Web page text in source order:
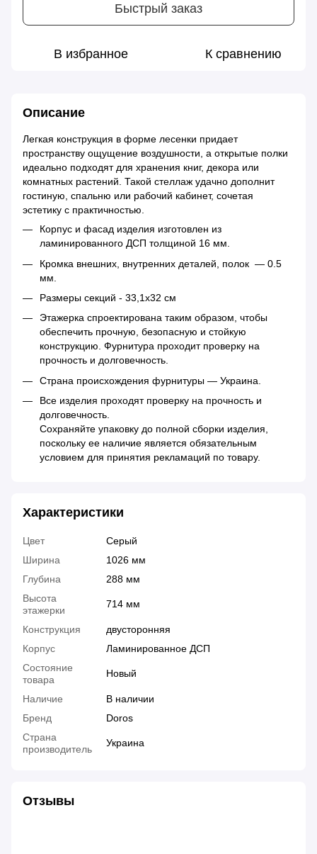
Быстрый заказ
В избранное К сравнению
Описание
Легкая конструкция в форме лесенки придает
пространству ощущение воздушности, а открытые полки
идеально подходят для хранения книг, декора или
комнатных растений. Такой стеллаж удачно дополнит
гостиную, спальню или рабочий кабинет, сочетая
эстетику с практичностью.
Корпус и фасад изделия изготовлен из
ламинированного ДСП толщиной 16 мм.
Кромка внешних, внутренних деталей, полок — 0.5
мм.
Размеры секций - 33,1х32 см
Этажерка спроектирована таким образом, чтобы
обеспечить прочную, безопасную и стойкую
конструкцию. Фурнитура проходит проверку на
прочность и долговечность.
Страна происхождения фурнитуры — Украина.
Все изделия проходят проверку на прочность и
долговечность.
Сохраняйте упаковку до полной сборки изделия,
поскольку ее наличие является обязательным
условием для принятия рекламаций по товару.
Характеристики
Цвет
Серый
Ширина
1026 мм
Глубина
288 мм
Высота
этажерки
714 мм
Конструкция
двусторонняя
Корпус
Ламинированное ДСП
Состояние
товара
Новый
Наличие
В наличии
Бренд
Doros
Страна
производитель
Украина
Отзывы